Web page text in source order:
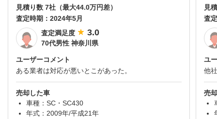
見積り数 7社（最大44.0万円差）
査定時期： 2024年5月
査定満足度
3.0
70代男性 神奈川県
ユーザーコメント
ある業者は対応が悪いとこがあった。
売却した車
車種：SC・SC430
年式：2009年/平成21年
見
査
ユ
他
売